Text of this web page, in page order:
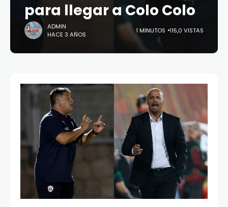
para llegar a Colo Colo
ADMIN
HACE 3 AÑOS
1 MINUTOS 115,0 VISTAS